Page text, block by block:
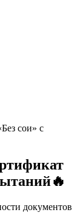
сои» с
документов